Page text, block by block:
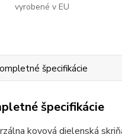
vyrobené v EU
špecifikácie
špecifikácie
kovová dielenská